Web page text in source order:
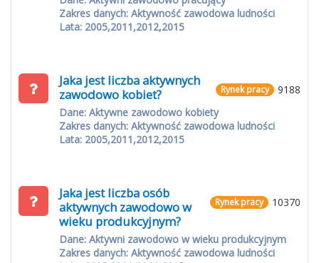
Zakres danych: Aktywność zawodowa ludności
Lata: 2005,2011,2012,2015
9188
Rynek pracy
Jaka jest liczba aktywnych
zawodowo kobiet?
Dane: Aktywne zawodowo kobiety
Zakres danych: Aktywność zawodowa ludności
Lata: 2005,2011,2012,2015
10370
Rynek pracy
Jaka jest liczba osób
aktywnych zawodowo w
wieku produkcyjnym?
Dane: Aktywni zawodowo w wieku produkcyjnym
Zakres danych: Aktywność zawodowa ludności